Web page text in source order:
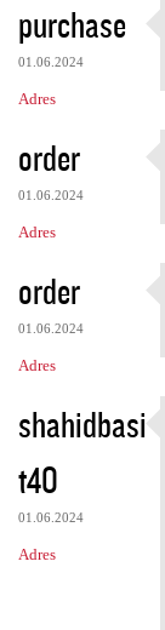
purchase
01.06.2024
Adres
order
01.06.2024
Adres
order
01.06.2024
Adres
shahidbasi
t40
01.06.2024
Adres